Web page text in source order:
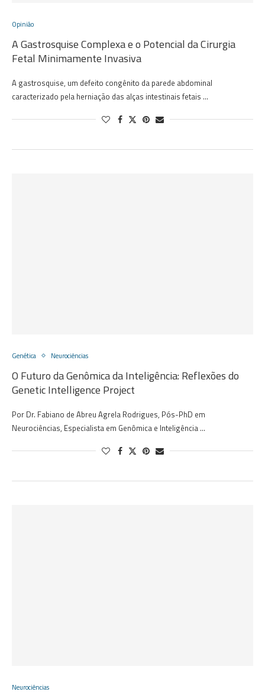
Opinião
A Gastrosquise Complexa e o Potencial da Cirurgia
Fetal Minimamente Invasiva
A gastrosquise, um defeito congênito da parede abdominal
caracterizado pela herniação das alças intestinais fetais …
Genética Neurociências
O Futuro da Genômica da Inteligência: Reflexões do
Genetic Intelligence Project
Por Dr. Fabiano de Abreu Agrela Rodrigues, Pós-PhD em
Neurociências, Especialista em Genômica e Inteligência …
Neurociências